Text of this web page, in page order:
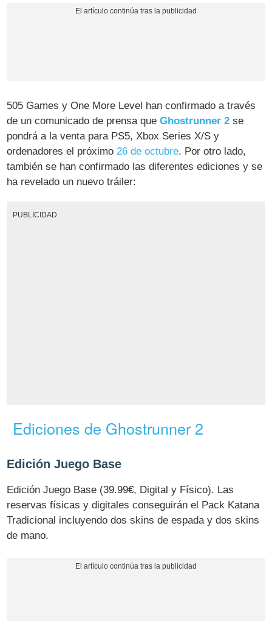
505 Games y One More Level han confirmado a través
de un comunicado de prensa queGhostrunner 2 se
pondrá a la venta para PS5, Xbox Series X/S y
ordenadores el próximo26 de octubre. Por otro lado,
también se han confirmado las diferentes ediciones y se
ha revelado un nuevo tráiler:
PUBLICIDAD
Ediciones de Ghostrunner 2
Edición Juego Base
Edición Juego Base (39.99€, Digital y Físico). Las
reservas físicas y digitales conseguirán el Pack Katana
Tradicional incluyendo dos skins de espada y dos skins
de mano.